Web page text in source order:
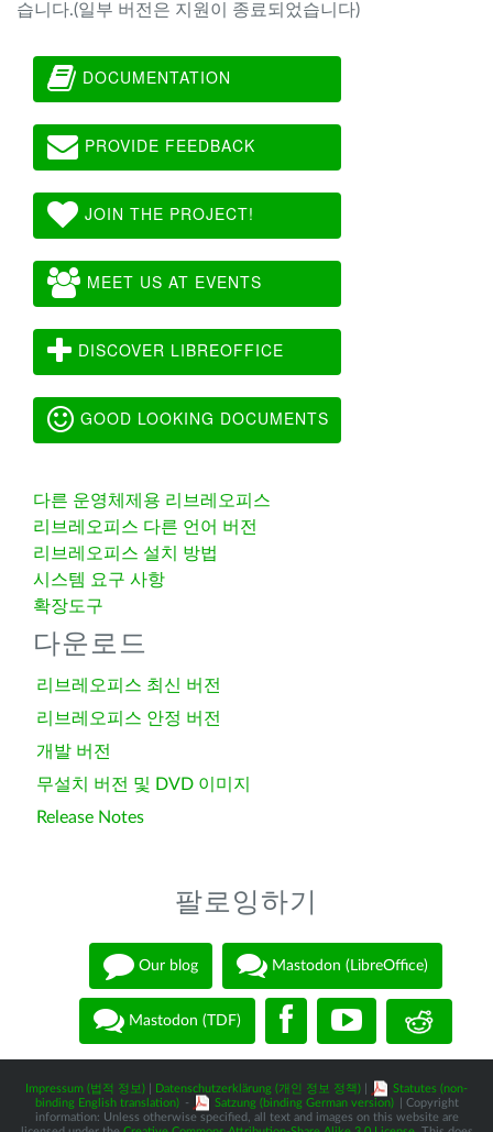
습니다.(일부 버전은 지원이 종료되었습니다)
DOCUMENTATION
PROVIDE FEEDBACK
JOIN THE PROJECT!
MEET US AT EVENTS
DISCOVER LIBREOFFICE
GOOD LOOKING DOCUMENTS
다른 운영체제용 리브레오피스
리브레오피스 다른 언어 버전
리브레오피스 설치 방법
시스템 요구 사항
확장도구
다운로드
리브레오피스 최신 버전
리브레오피스 안정 버전
개발 버전
무설치 버전 및 DVD 이미지
Release Notes
팔로잉하기
Our blog Mastodon (LibreOffice)
Mastodon (TDF)
Impressum (법적 정보) Datenschutzerklärung (개인 정보 정책)
Statutes (non-
binding English translation) - Satzung (binding German version)
| Copyright
information: Unless otherwise specified, all text and images on this website are